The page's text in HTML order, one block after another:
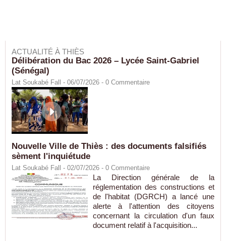
ACTUALITÉ À THIÈS
Délibération du Bac 2026 – Lycée Saint-Gabriel
(Sénégal)
Lat Soukabé Fall - 06/07/2026 - 0 Commentaire
Nouvelle Ville de Thiès : des documents falsifiés
sèment l'inquiétude
Lat Soukabé Fall - 02/07/2026 - 0 Commentaire
La Direction générale de la
réglementation des constructions et
de l'habitat (DGRCH) a lancé une
alerte à l'attention des citoyens
concernant la circulation d'un faux
document relatif à l'acquisition...